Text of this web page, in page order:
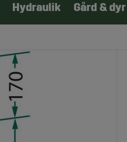
Hydraulik Gård & dyr